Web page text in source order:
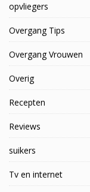
opvliegers
Overgang Tips
Overgang Vrouwen
Overig
Recepten
Reviews
suikers
Tv en internet